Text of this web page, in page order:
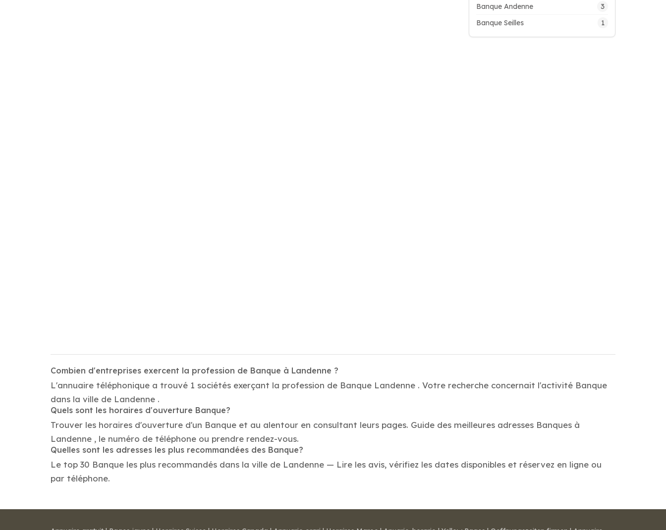
Banque Andenne
3
Banque Seilles 1
Combien d'entreprises exercent la profession de Banque à Landenne ?
L'annuaire téléphonique a trouvé 1 sociétés exerçant la profession de Banque Landenne . Votre recherche concernait l'activité Banque
dans la ville de Landenne .
Quels sont les horaires d'ouverture Banque?
Trouver les horaires d'ouverture d'un Banque et au alentour en consultant leurs pages. Guide des meilleures adresses Banques à
Landenne , le numéro de téléphone ou prendre rendez-vous.
Quelles sont les adresses les plus recommandées des Banque?
Le top 30 Banque les plus recommandés dans la ville de Landenne — Lire les avis, vérifiez les dates disponibles et réservez en ligne ou
par téléphone.